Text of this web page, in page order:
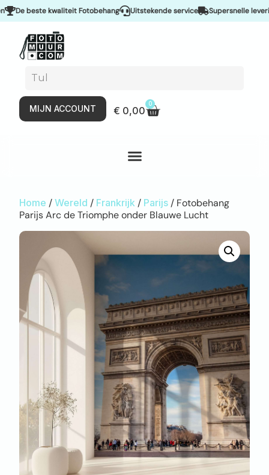
beste kwaliteit Fotobehang Uitstekende service Supersnelle levering
MIJN ACCOUNT € 0,00
0
Home / Wereld / Frankrijk / Parijs / Fotobehang
Parijs Arc de Triomphe onder Blauwe Lucht